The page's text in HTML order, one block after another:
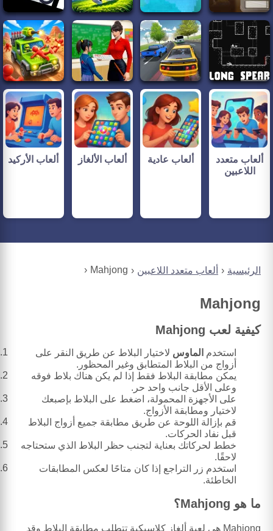
الرئيسية ألعاب متعدد اللاعبين Mahjong
Mahjong
كيفية لعب Mahjong
استخدم الماوس لاختيار البلاط عن طريق النقر على
أزواج من البلاط المتطابق وغير المحظور.
يمكن مطابقة البلاط فقط إذا لم يكن هناك بلاط فوقه
وعلى الأقل جانب واحد حر.
على الأجهزة المحمولة، اضغط على البلاط بإصبعك
لاختيار ومطابقة الأزواج.
قم بإزالة اللوحة عن طريق مطابقة جميع أزواج البلاط
قبل نفاد الحركات.
خطط لحركاتك بعناية لتجنب حظر البلاط الذي ستحتاجه
لاحقًا.
استخدم زر التراجع إذا كان متاحًا لعكس المطابقات
الخاطئة.
ما هو Mahjong؟
Mahjong هي لعبة ألغاز كلاسيكية تتطلب مطابقة البلاط وقد
ألعاب متعدد
اللاعبين
ألعاب عادية ألعاب الألغاز ألعاب الأركيد